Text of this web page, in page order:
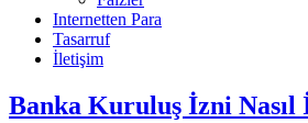
Internetten Para
Tasarruf
İletişim
Banka Kuruluş İzni